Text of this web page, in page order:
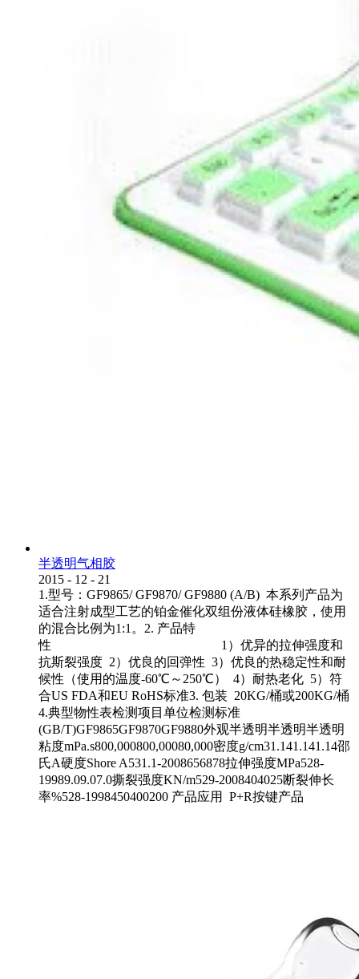
半透明气相胶
2015 - 12 - 21
1.型号：GF9865/ GF9870/ GF9880 (A/B) 本系列产品为
适合注射成型工艺的铂金催化双组份液体硅橡胶，使用
的混合比例为1:1。2. 产品特
性 1）优异的拉伸强度和
抗斯裂强度 2）优良的回弹性 3）优良的热稳定性和耐
候性（使用的温度-60℃～250℃） 4）耐热老化 5）符
合US FDA和EU RoHS标准3. 包装 20KG/桶或200KG/桶
4.典型物性表检测项目单位检测标准
(GB/T)GF9865GF9870GF9880外观半透明半透明半透明
粘度mPa.s800,000800,00080,000密度g/cm31.141.141.14邵
氏A硬度Shore A531.1-2008656878拉伸强度MPa528-
19989.09.07.0撕裂强度KN/m529-2008404025断裂伸长
率%528-1998450400200 产品应用 P+R按键产品